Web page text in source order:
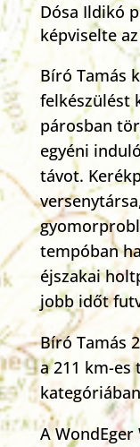
Dósa Ildikó
képviselte
Bíró Tamás
felkészülést
párosban
egyéni
távot.
tempóban
éjszakai
jobb időt
Bíró Tamás
a 211 km-es
A